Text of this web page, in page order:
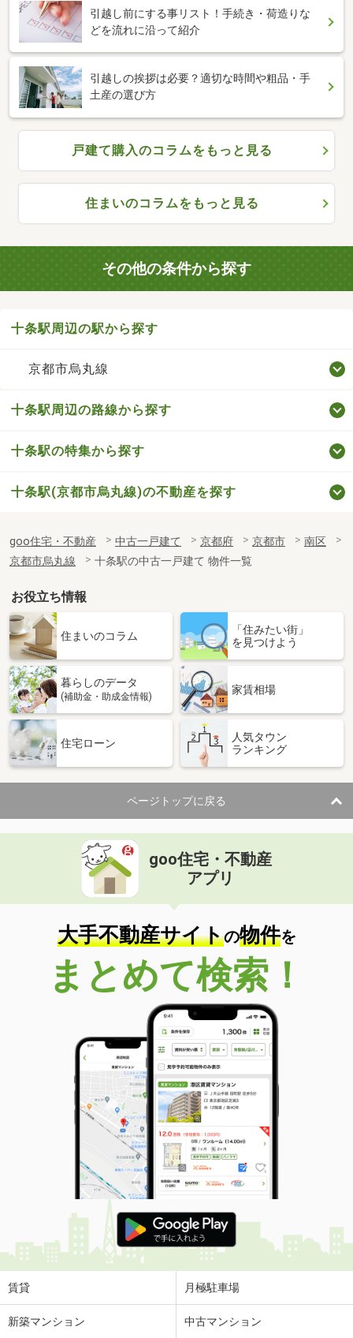
引越し前にする事リスト！手続き・荷造りな
どを流れに沿って紹介
引越しの挨拶は必要？適切な時間や粗品・手
土産の選び方
戸建て購入のコラムをもっと見る
住まいのコラムをもっと見る
その他の条件から探す
十条駅周辺の駅から探す
京都市烏丸線
十条駅周辺の路線から探す
十条駅の特集から探す
十条駅(京都市烏丸線)の不動産を探す
goo住宅・不動産 中古一戸建て 京都府 京都市
南区
京都市烏丸線
十条駅の中古一戸建て 物件一覧
お役立ち情報
住まいのコラム
「住みたい街」
を見つけよう
暮らしのデータ
(補助金・助成金情報)
家賃相場
住宅ローン
人気タウン
ランキング
ページトップに戻る
goo住宅・不動産
アプリ
大手不動産サイトの物件を
まとめて検索！
賃貸 月極駐車場
新築マンション 中古マンション